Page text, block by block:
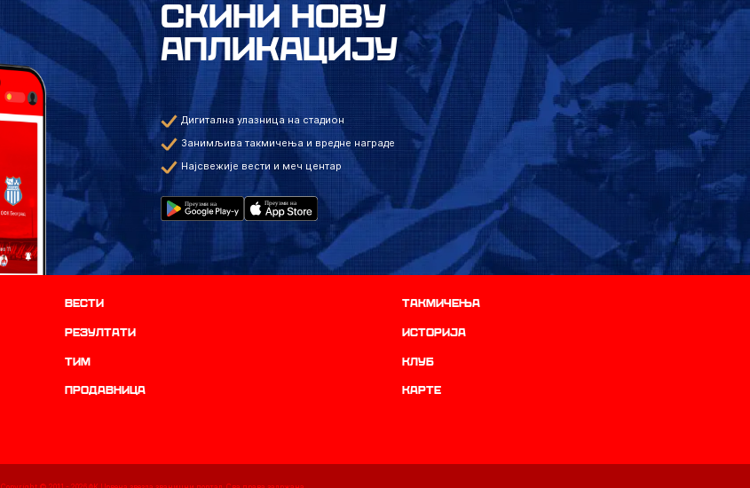
СКИНИ НОВУ
АПЛИКАЦИЈУ
Дигитална улазница на стадион
Занимљива такмичења и вредне награде
Најсвежије вести и меч центар
Вести Такмичења
резултати историја
ТИМ Клуб
продавница Карте